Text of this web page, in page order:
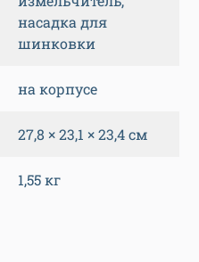
насадка для
шинковки
на корпусе
27,8 × 23,1 × 23,4 см
1,55 кг